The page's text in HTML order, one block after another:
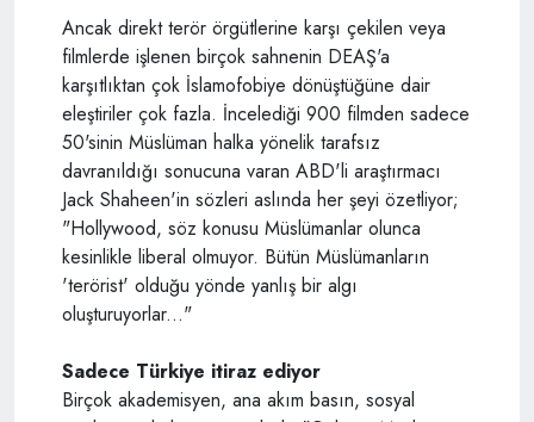
Ancak direkt terör örgütlerine karşı çekilen veya
filmlerde işlenen birçok sahnenin DEAŞ'a
karşıtlıktan çok İslamofobiye dönüştüğüne dair
eleştiriler çok fazla. İncelediği 900 filmden sadece
50'sinin Müslüman halka yönelik tarafsız
davranıldığı sonucuna varan ABD'li araştırmacı
Jack Shaheen'in sözleri aslında her şeyi özetliyor;
"Hollywood, söz konusu Müslümanlar olunca
kesinlikle liberal olmuyor. Bütün Müslümanların
'terörist' olduğu yönde yanlış bir algı
oluşturuyorlar..."
Sadece Türkiye itiraz ediyor
Birçok akademisyen, ana akım basın, sosyal